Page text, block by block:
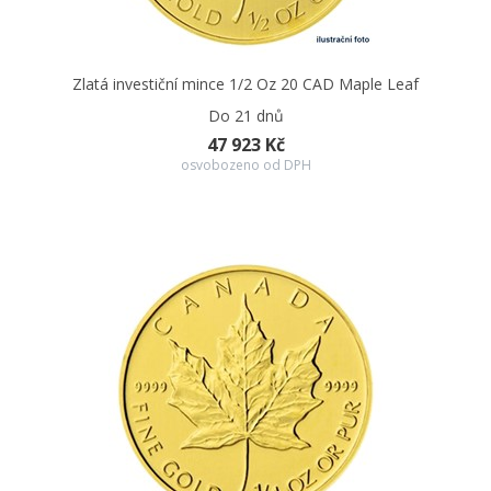
Zlatá investiční mince 1/2 Oz 20 CAD Maple Leaf
Do 21 dnů
47 923 Kč
osvobozeno od DPH